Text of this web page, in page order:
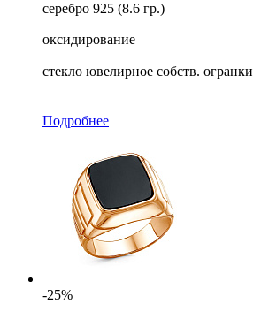
серебро 925 (8.6 гр.)
оксидирование
стекло ювелирное собств. огранки
Подробнее
-25%